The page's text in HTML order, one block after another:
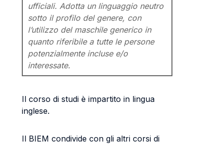
ufficiali. Adotta un linguaggio neutro
sotto il profilo del genere, con
l’utilizzo del maschile generico in
quanto riferibile a tutte le persone
potenzialmente incluse e/o
interessate.
Il corso di studi è impartito in lingua
inglese.
Il BIEM condivide con gli altri corsi di